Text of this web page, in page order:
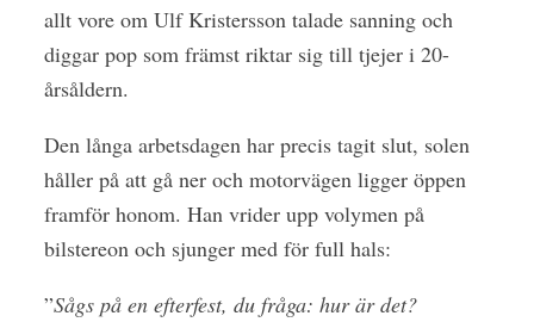
allt vore om Ulf Kristersson talade sanning och
diggar pop som främst riktar sig till tjejer i 20-
årsåldern.
Den långa arbetsdagen har precis tagit slut, solen
håller på att gå ner och motorvägen ligger öppen
framför honom. Han vrider upp volymen på
bilstereon och sjunger med för full hals:
”Sågs på en efterfest, du fråga: hur är det?